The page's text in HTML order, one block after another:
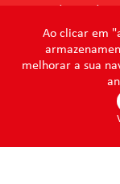
Ao clicar em
melhorar a sua
@mundocondor
@condorbeleza
@condorlimpeza